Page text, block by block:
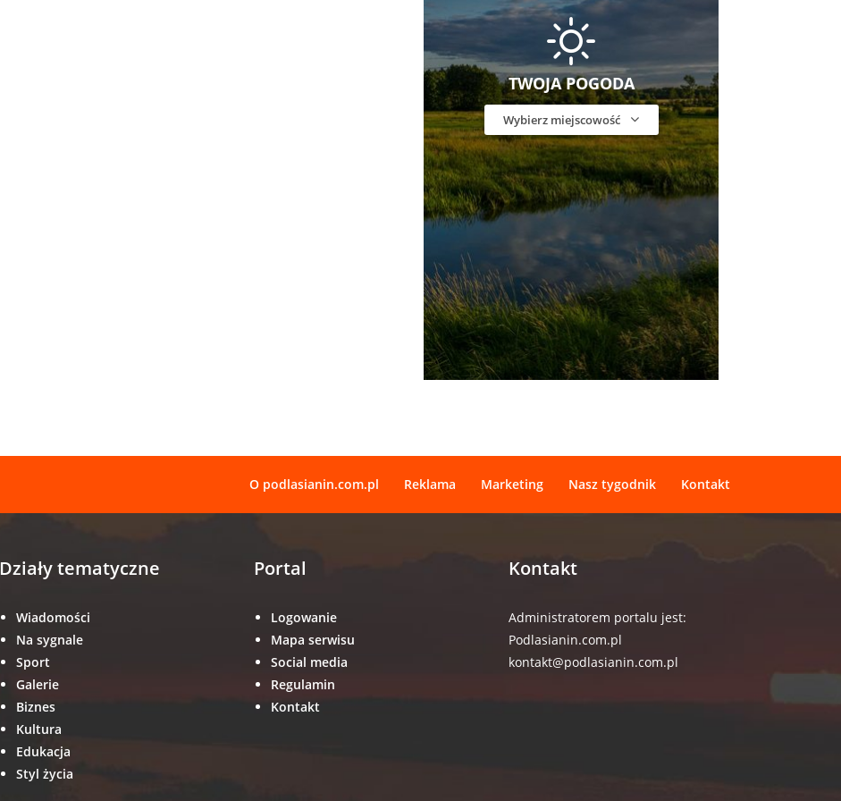
TWOJA POGODA
Wybierz miejscowość
O podlasianin.com.pl Reklama Marketing Nasz tygodnik Kontakt
Działy tematyczne
Wiadomości
Na sygnale
Sport
Galerie
Biznes
Kultura
Edukacja
Styl życia
Portal
Logowanie
Mapa serwisu
Social media
Regulamin
Kontakt
Kontakt
Administratorem portalu jest:
Podlasianin.com.pl
kontakt@podlasianin.com.pl